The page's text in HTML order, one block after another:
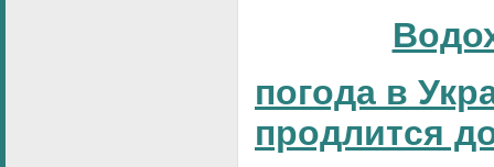
погода в
продлится